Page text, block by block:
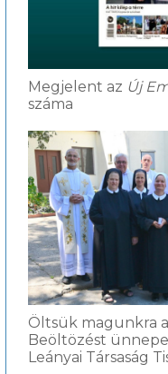
Megjelent az Új
száma
Öltsük magunkra
Beöltözést
Leányai Társaság